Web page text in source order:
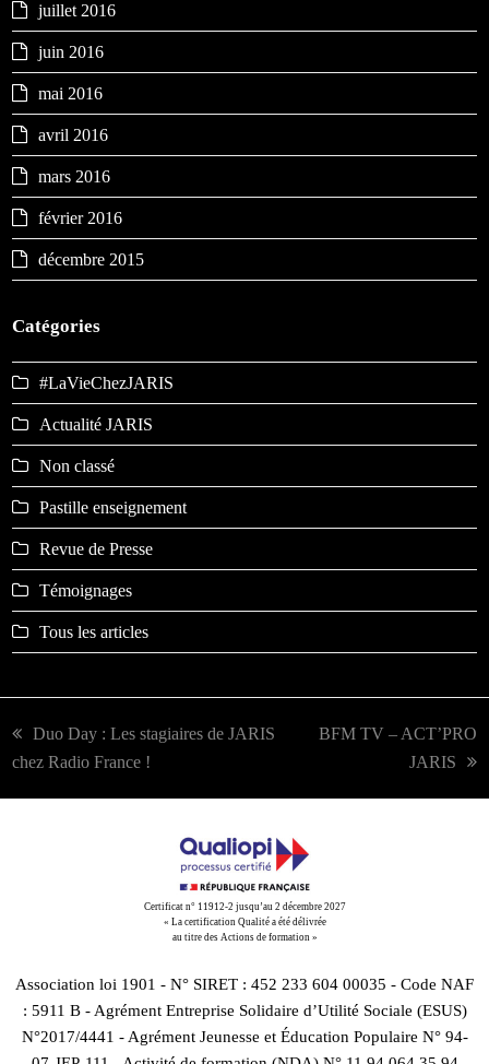
juillet 2016
juin 2016
mai 2016
avril 2016
mars 2016
février 2016
décembre 2015
Catégories
#LaVieChezJARIS
Actualité JARIS
Non classé
Pastille enseignement
Revue de Presse
Témoignages
Tous les articles
previous
post:
Duo Day : Les stagiaires de JARIS
chez Radio France !
next
BFM TV – ACT’PRO
JARIS
Certificat n° 11912-2 jusqu’au 2 décembre 2027
« La certification Qualité a été délivrée
au titre des Actions de formation »
Association loi 1901 - N° SIRET : 452 233 604 00035 - Code NAF
: 5911 B - Agrément Entreprise Solidaire d’Utilité Sociale (ESUS)
N°2017/4441 - Agrément Jeunesse et Éducation Populaire N° 94-